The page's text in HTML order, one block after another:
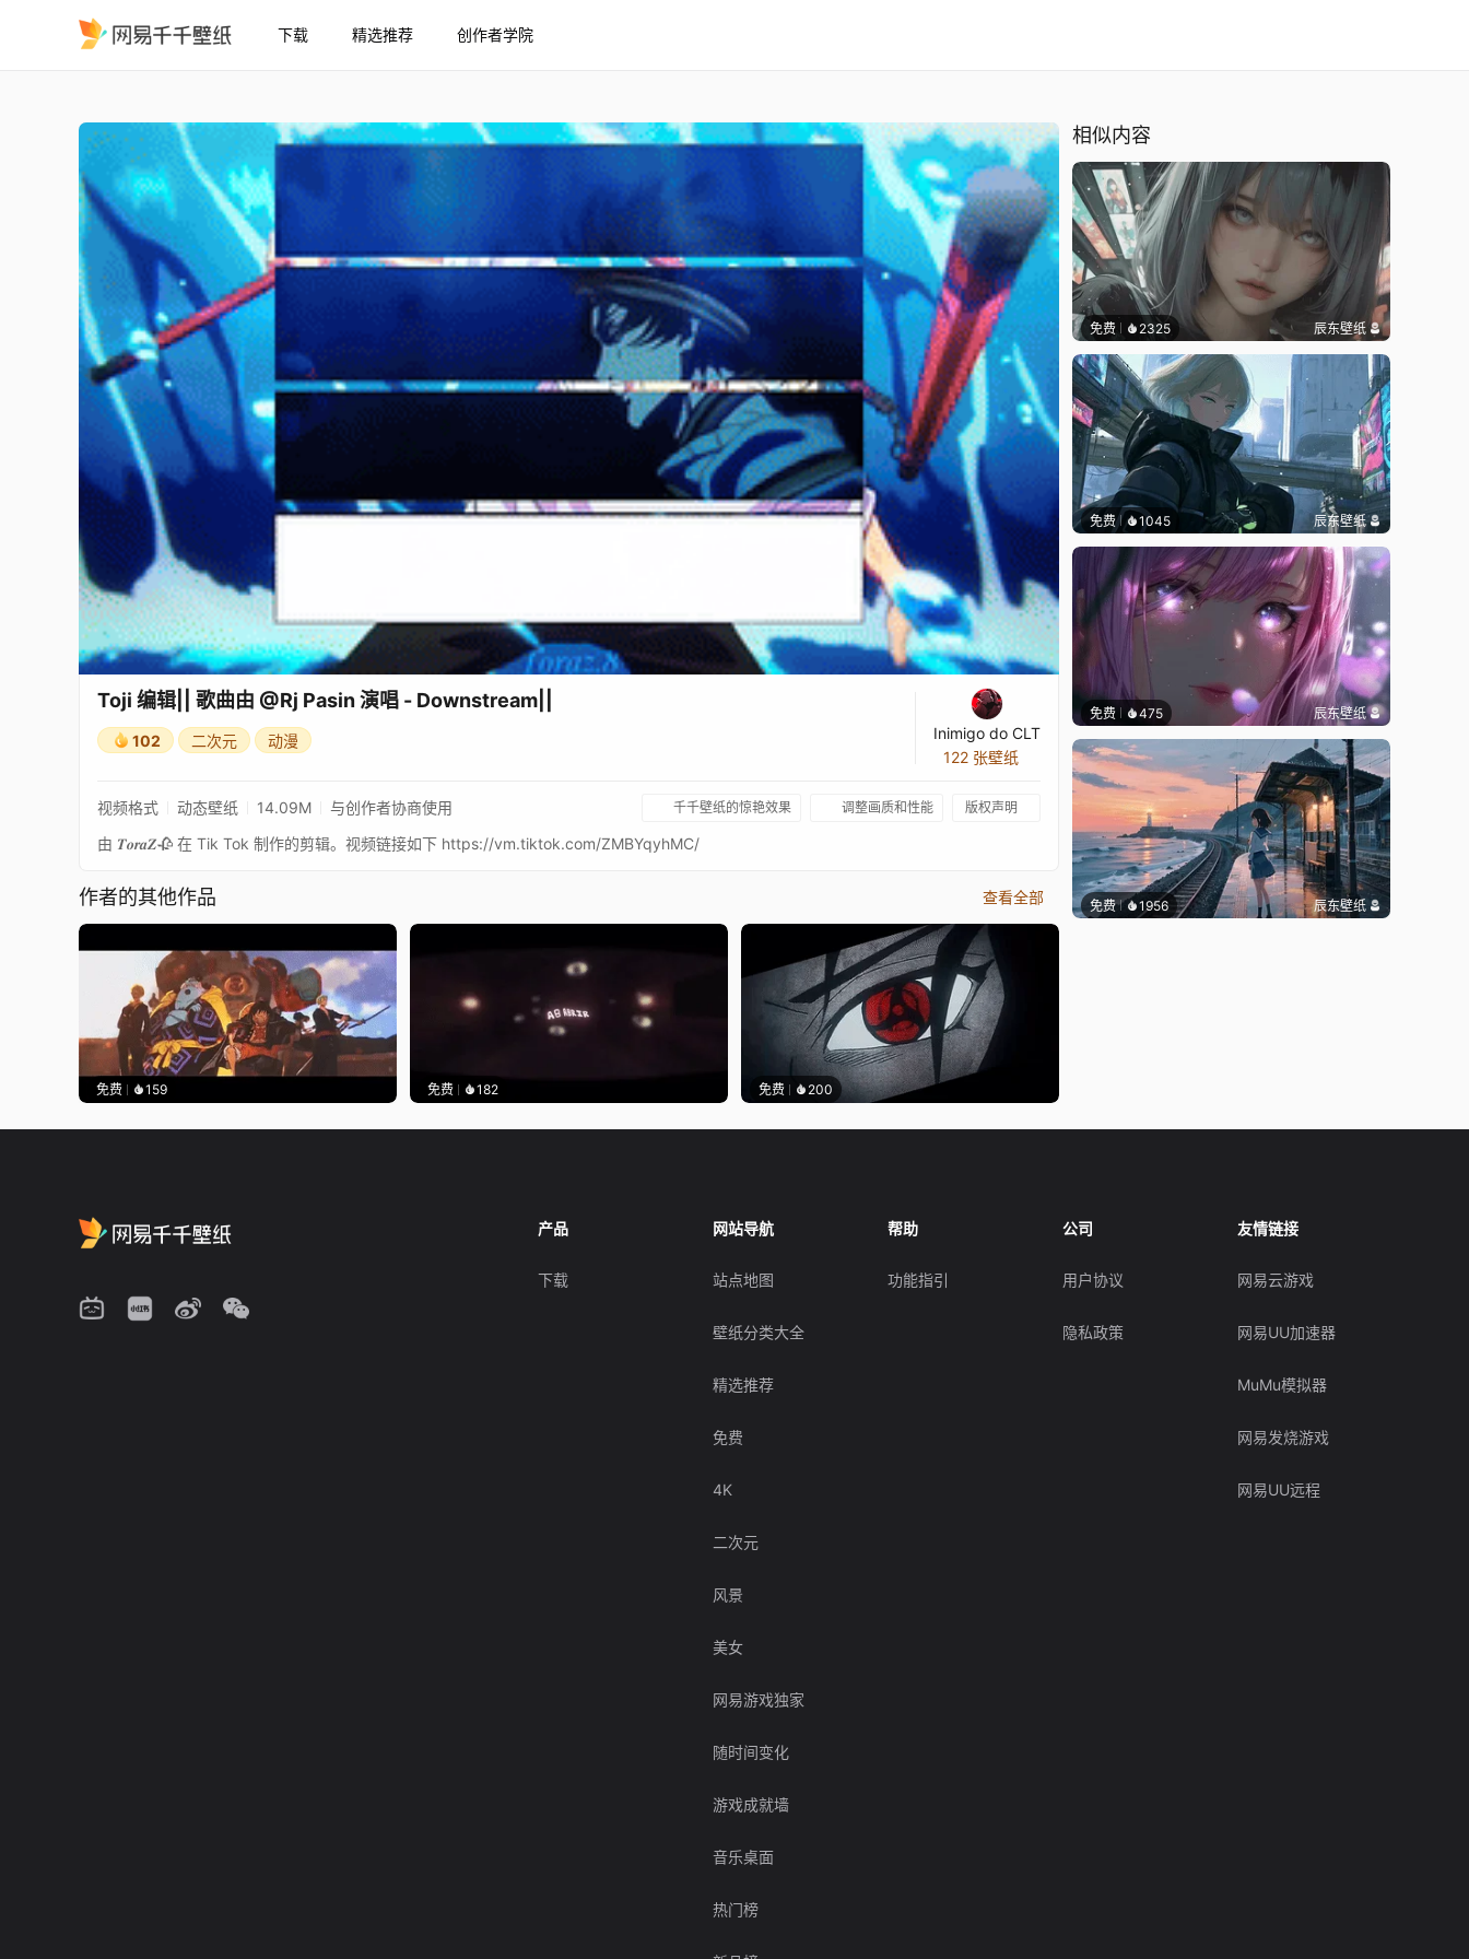
下载 精选推荐 创作者学院
Toji 编辑|| 歌曲由 @Rj Pasin 演唱 - Downstream||
102 二次元 动漫
Inimigo do CLT
122 张壁纸
视频格式 动态壁纸 14.09M 与创作者协商使用 千千壁纸的惊艳效果 调整画质和性能 版权声明
由 𝑻𝒐𝒓𝒂𝒁🥀 在 Tik Tok 制作的剪辑。视频链接如下 https://vm.tiktok.com/ZMBYqyhMC/
作者的其他作品 查看全部
免费 159 免费 182 免费 200
相似内容
免费 2325 辰东壁纸
免费 1045 辰东壁纸
免费 475 辰东壁纸
免费 1956 辰东壁纸
产品
下载
网站导航
站点地图
壁纸分类大全
精选推荐
免费
4K
二次元
风景
美女
网易游戏独家
随时间变化
游戏成就墙
音乐桌面
热门榜
帮助
功能指引
公司
用户协议
隐私政策
友情链接
网易云游戏
网易UU加速器
MuMu模拟器
网易发烧游戏
网易UU远程